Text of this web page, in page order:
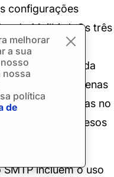
configurações
do Mailbird. Os três
coincidir
o número da
mesmo pequenas
em falhas no
presos
incluem o uso
melhorar
a sua
nossa
política
de